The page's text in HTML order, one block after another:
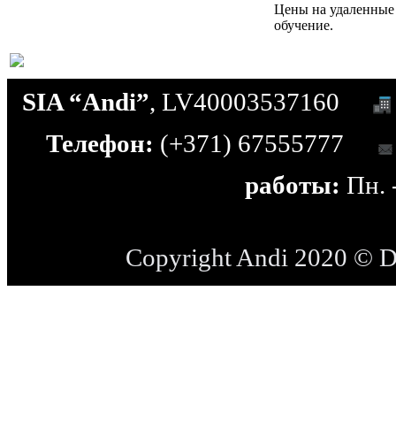
Цены на удаленные
обучение.
SIA “Andi”, LV40003537160
Телефон: (+371) 67555777
работы: Пн.
Copyright Andi 2020 ©